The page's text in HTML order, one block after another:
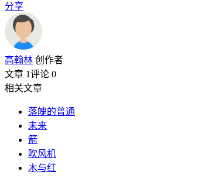
分享
高翰林 创作者
文章 1评论 0
相关文章
落魄的普通
未来
箭
吹风机
木与红